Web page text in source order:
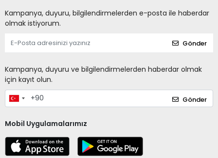
Kampanya, duyuru, bilgilendirmelerden e-posta ile haberdar
olmak istiyorum.
Gönder
Kampanya, duyuru ve bilgilendirmelerden haberdar olmak
için kayıt olun.
Gönder
Mobil Uygulamalarımız